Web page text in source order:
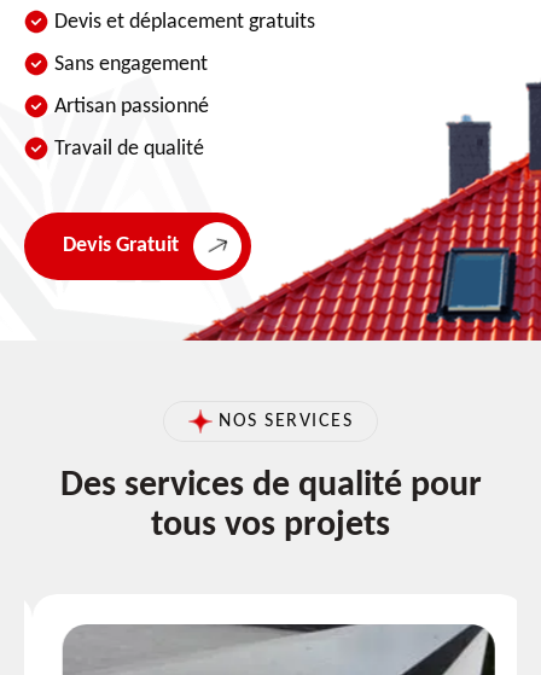
Devis et déplacement gratuits
Sans engagement
Artisan passionné
Travail de qualité
Devis Gratuit
NOS SERVICES
Des services de qualité pour
tous vos projets